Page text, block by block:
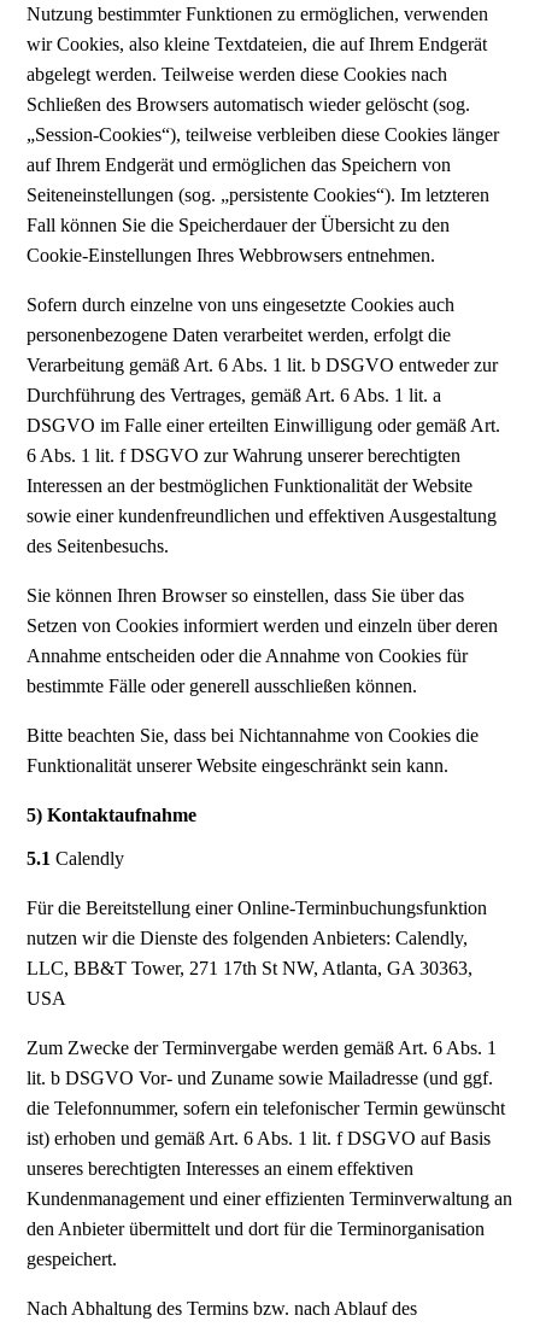
Nutzung bestimmter Funktionen zu ermöglichen, verwenden
wir Cookies, also kleine Textdateien, die auf Ihrem Endgerät
abgelegt werden. Teilweise werden diese Cookies nach
Schließen des Browsers automatisch wieder gelöscht (sog.
„Session-Cookies“), teilweise verbleiben diese Cookies länger
auf Ihrem Endgerät und ermöglichen das Speichern von
Seiteneinstellungen (sog. „persistente Cookies“). Im letzteren
Fall können Sie die Speicherdauer der Übersicht zu den
Cookie-Einstellungen Ihres Webbrowsers entnehmen.
Sofern durch einzelne von uns eingesetzte Cookies auch
personenbezogene Daten verarbeitet werden, erfolgt die
Verarbeitung gemäß Art. 6 Abs. 1 lit. b DSGVO entweder zur
Durchführung des Vertrages, gemäß Art. 6 Abs. 1 lit. a
DSGVO im Falle einer erteilten Einwilligung oder gemäß Art.
6 Abs. 1 lit. f DSGVO zur Wahrung unserer berechtigten
Interessen an der bestmöglichen Funktionalität der Website
sowie einer kundenfreundlichen und effektiven Ausgestaltung
des Seitenbesuchs.
Sie können Ihren Browser so einstellen, dass Sie über das
Setzen von Cookies informiert werden und einzeln über deren
Annahme entscheiden oder die Annahme von Cookies für
bestimmte Fälle oder generell ausschließen können.
Bitte beachten Sie, dass bei Nichtannahme von Cookies die
Funktionalität unserer Website eingeschränkt sein kann.
5) Kontaktaufnahme
5.1 Calendly
Für die Bereitstellung einer Online-Terminbuchungsfunktion
nutzen wir die Dienste des folgenden Anbieters: Calendly,
LLC, BB&T Tower, 271 17th St NW, Atlanta, GA 30363,
USA
Zum Zwecke der Terminvergabe werden gemäß Art. 6 Abs. 1
lit. b DSGVO Vor- und Zuname sowie Mailadresse (und ggf.
die Telefonnummer, sofern ein telefonischer Termin gewünscht
ist) erhoben und gemäß Art. 6 Abs. 1 lit. f DSGVO auf Basis
unseres berechtigten Interesses an einem effektiven
Kundenmanagement und einer effizienten Terminverwaltung an
den Anbieter übermittelt und dort für die Terminorganisation
gespeichert.
Nach Abhaltung des Termins bzw. nach Ablauf des